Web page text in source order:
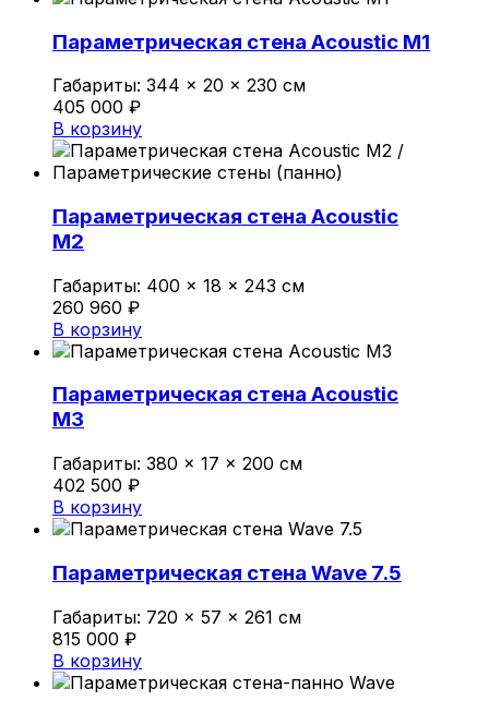
0
Обзор корзины
В корзине нет товаров.
Параметрическая стена Acoustic M1
Габариты: 344 × 20 × 230 см
405 000 ₽
В корзину
Параметрическая стена Acoustic
M2
Габариты: 400 × 18 × 243 см
260 960 ₽
В корзину
Параметрическая стена Acoustic
M3
Габариты: 380 × 17 × 200 см
402 500 ₽
В корзину
Параметрическая стена Wave 7.5
Габариты: 720 × 57 × 261 см
815 000 ₽
В корзину